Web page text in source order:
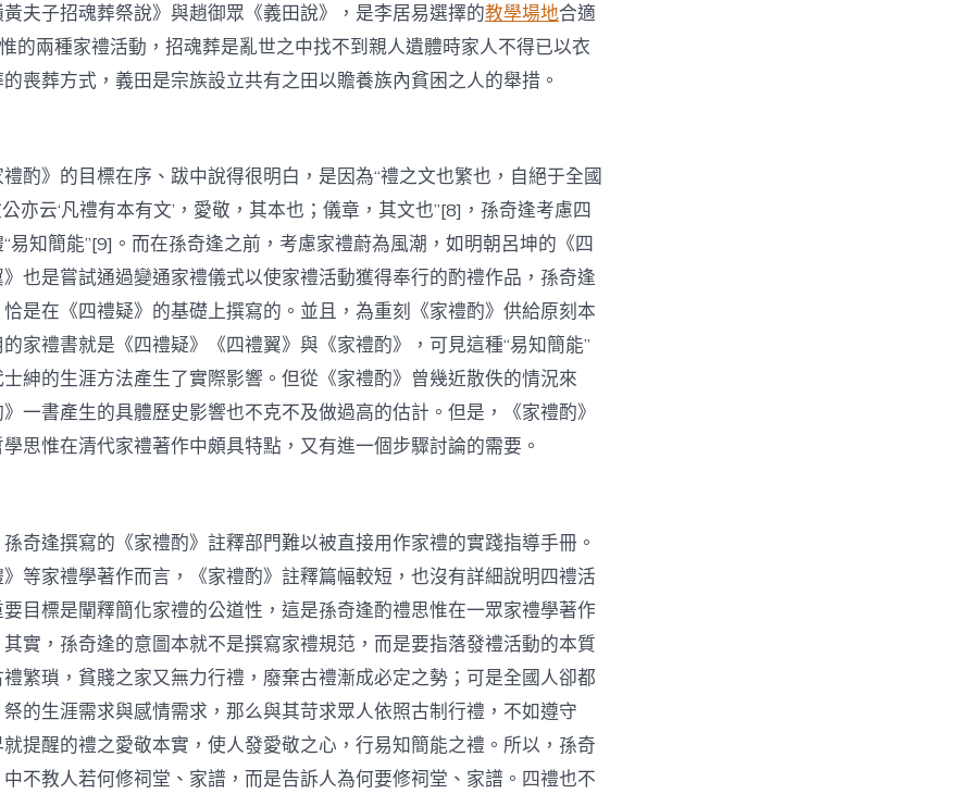
夫子招魂葬祭說》與趙御眾《義田說》，是李居易選擇的教學場地合適
的兩種家禮活動，招魂葬是亂世之中找不到親人遺體時家人不得已以衣
喪葬方式，義田是宗族設立共有之田以贍養族內貧困之人的舉措。
酌》的目標在序、跋中說得很明白，是因為“禮之文也繁也，自絕于全國
亦云‘凡禮有本有文’，愛敬，其本也；儀章，其文也”[8]，孫奇逢考慮四
易知簡能”[9]。而在孫奇逢之前，考慮家禮蔚為風潮，如明朝呂坤的《四
也是嘗試通過變通家禮儀式以使家禮活動獲得奉行的酌禮作品，孫奇逢
是在《四禮疑》的基礎上撰寫的。並且，為重刻《家禮酌》供給原刻本
家禮書就是《四禮疑》《四禮翼》與《家禮酌》，可見這種“易知簡能”
紳的生涯方法產生了實際影響。但從《家禮酌》曾幾近散佚的情況來
一書產生的具體歷史影響也不克不及做過高的估計。但是，《家禮酌》
思惟在清代家禮著作中頗具特點，又有進一個步驟討論的需要。
奇逢撰寫的《家禮酌》註釋部門難以被直接用作家禮的實踐指導手冊。
等家禮學著作而言，《家禮酌》註釋篇幅較短，也沒有詳細說明四禮活
目標是闡釋簡化家禮的公道性，這是孫奇逢酌禮思惟在一眾家禮學著作
實，孫奇逢的意圖本就不是撰寫家禮規范，而是要指落發禮活動的本質
繁瑣，貧賤之家又無力行禮，廢棄古禮漸成必定之勢；可是全國人卻都
的生涯需求與感情需求，那么與其苛求眾人依照古制行禮，不如遵守
就提醒的禮之愛敬本實，使人發愛敬之心，行易知簡能之禮。所以，孫奇
不教人若何修祠堂、家譜，而是告訴人為何要修祠堂、家譜。四禮也不